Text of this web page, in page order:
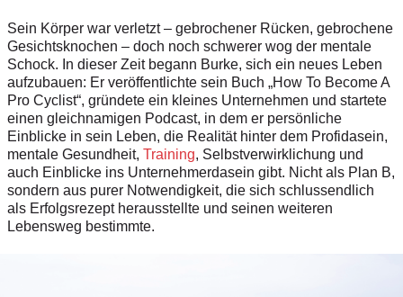
Sein Körper war verletzt – gebrochener Rücken, gebrochene
Gesichtsknochen – doch noch schwerer wog der mentale
Schock. In dieser Zeit begann Burke, sich ein neues Leben
aufzubauen: Er veröffentlichte sein Buch „How To Become A
Pro Cyclist“, gründete ein kleines Unternehmen und startete
einen gleichnamigen Podcast, in dem er persönliche
Einblicke in sein Leben, die Realität hinter dem Profidasein,
mentale Gesundheit, Training, Selbstverwirklichung und
auch Einblicke ins Unternehmerdasein gibt. Nicht als Plan B,
sondern aus purer Notwendigkeit, die sich schlussendlich
als Erfolgsrezept herausstellte und seinen weiteren
Lebensweg bestimmte.